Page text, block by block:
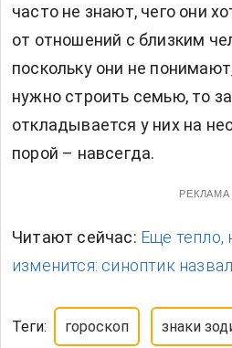
часто не знают, чего они
от отношений с близким
поскольку они не
нужно строить семью, то
откладывается у них на
порой – навсегда.
РЕКЛАМА
Читают сейчас: Еще тепло,
изменится: синоптик
Теги: гороскоп знаки